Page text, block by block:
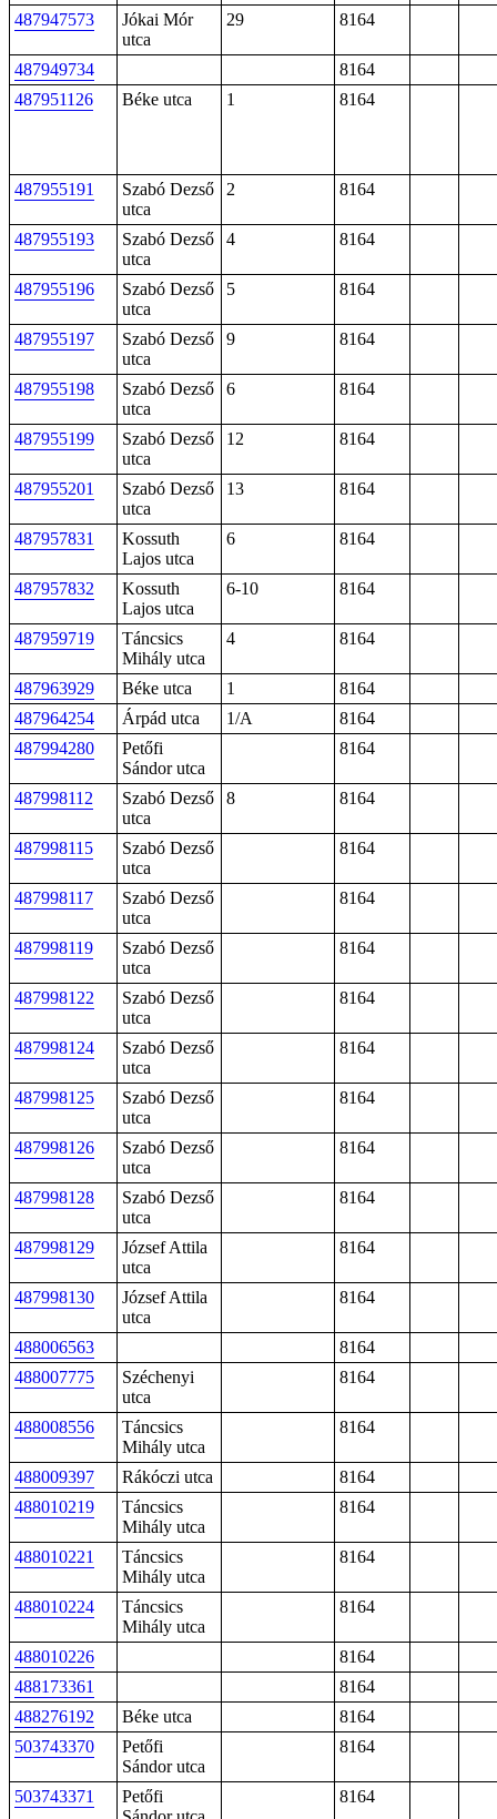
487947573
Jókai Mór
utca
29 8164
487949734
8164
487951126
Béke utca 1 8164
487955191
Szabó Dezső
utca
2 8164
487955193
Szabó Dezső
utca
4 8164
487955196
Szabó Dezső
utca
5 8164
487955197
Szabó Dezső
utca
9 8164
487955198
Szabó Dezső
utca
6 8164
487955199
Szabó Dezső
utca
12 8164
487955201
Szabó Dezső
utca
13 8164
487957831
Kossuth
Lajos utca
6 8164
487957832
Kossuth
Lajos utca
6-10 8164
487959719
Táncsics
Mihály utca
4 8164
487963929 Béke utca 1
8164
487964254
Árpád utca 1/A
8164
487994280
Petőfi
Sándor utca
8164
487998112
Szabó Dezső
utca
8 8164
487998115
Szabó Dezső
utca
8164
487998117
Szabó Dezső
utca
8164
487998119
Szabó Dezső
utca
8164
487998122
Szabó Dezső
utca
8164
487998124
Szabó Dezső
utca
8164
487998125
Szabó Dezső
utca
8164
487998126
Szabó Dezső
utca
8164
487998128
Szabó Dezső
utca
8164
487998129
József Attila
utca
8164
487998130
József Attila
utca
8164
488006563
8164
488007775
Széchenyi
utca
8164
488008556
Táncsics
Mihály utca
8164
488009397 Rákóczi utca
8164
488010219
Táncsics
Mihály utca
8164
488010221
Táncsics
Mihály utca
8164
488010224
Táncsics
Mihály utca
8164
488010226
8164
488173361
8164
488276192
Béke utca
8164
503743370
Petőfi
Sándor utca
8164
503743371
Petőfi
8164